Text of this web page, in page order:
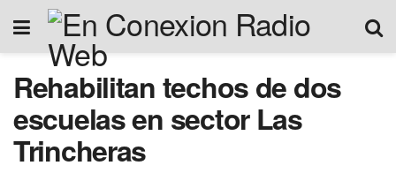
Rehabilitan techos de dos
escuelas en sector Las
Trincheras